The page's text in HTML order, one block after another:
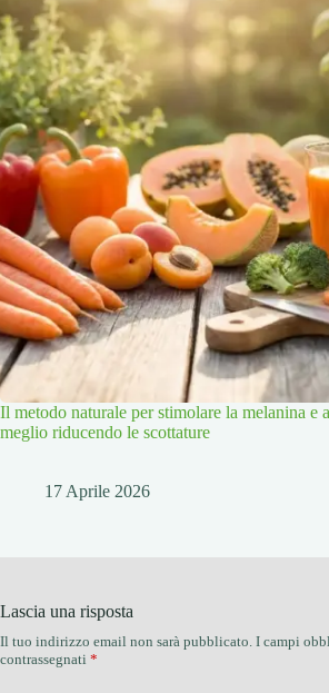
Il metodo naturale per stimolare la melanina e
meglio riducendo le scottature
17 Aprile 2026
Lascia una risposta
Il tuo indirizzo email non sarà pubblicato. I campi
contrassegnati *